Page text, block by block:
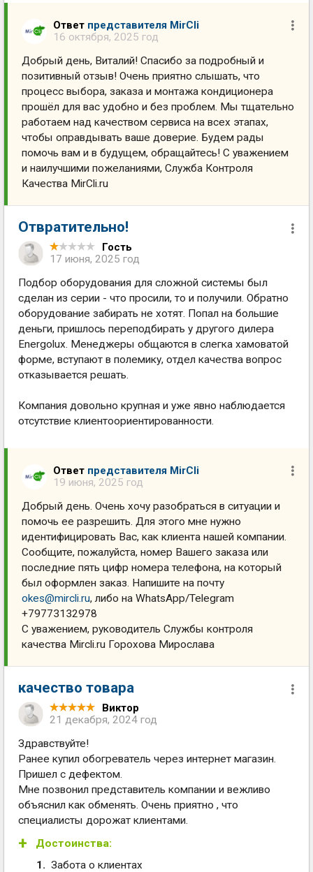
Ответ представителя MirCli
16 октября, 2025 год
Добрый день, Виталий! Спасибо за подробный и
позитивный отзыв! Очень приятно слышать, что
процесс выбора, заказа и монтажа кондиционера
прошёл для вас удобно и без проблем. Мы тщательно
работаем над качеством сервиса на всех этапах,
чтобы оправдывать ваше доверие. Будем рады
помочь вам и в будущем, обращайтесь! С уважением
и наилучшими пожеланиями, Служба Контроля
Качества MirCli.ru
Отвратительно!
Гость
17 июня, 2025 год
Подбор оборудования для сложной системы был
сделан из серии - что просили, то и получили. Обратно
оборудование забирать не хотят. Попал на большие
деньги, пришлось переподбирать у другого дилера
Energolux. Менеджеры общаются в слегка хамоватой
форме, вступают в полемику, отдел качества вопрос
отказывается решать.
Компания довольно крупная и уже явно наблюдается
отсутствие клиентоориентированности.
Ответ представителя MirCli
19 июня, 2025 год
Добрый день. Очень хочу разобраться в ситуации и
помочь ее разрешить. Для этого мне нужно
идентифицировать Вас, как клиента нашей компании.
Сообщите, пожалуйста, номер Вашего заказа или
последние пять цифр номера телефона, на который
был оформлен заказ. Напишите на почту
okes@mircli.ru, либо на WhatsApp/Telegram
+79773132978
С уважением, руководитель Службы контроля
качества Mircli.ru Горохова Мирослава
качество товара
Виктор
21 декабря, 2024 год
Здравствуйте!
Ранее купил обогреватель через интернет магазин.
Пришел с дефектом.
Мне позвонил представитель компании и вежливо
объяснил как обменять. Очень приятно , что
специалисты дорожат клиентами.
Достоинства:
Забота о клиентах